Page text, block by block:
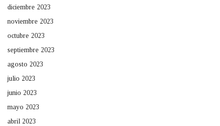
diciembre 2023
noviembre 2023
octubre 2023
septiembre 2023
agosto 2023
julio 2023
junio 2023
mayo 2023
abril 2023